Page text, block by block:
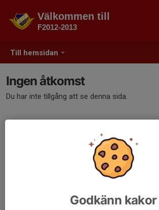
Till hemsidan
Välkommen till
F2012-2013
Ingen åtkomst
Du har inte tillgång att se denna sida.
Godkänn kakor